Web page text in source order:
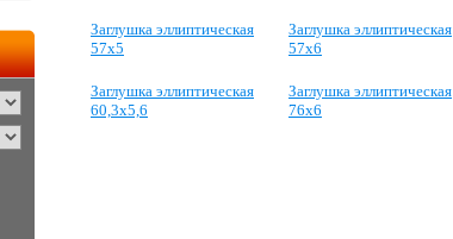
Заглушка эллиптическая
57х5
Заглушка эллиптическая
57х6
Заглушка эллиптическая
60,3х5,6
Заглушка эллиптическая
76х6